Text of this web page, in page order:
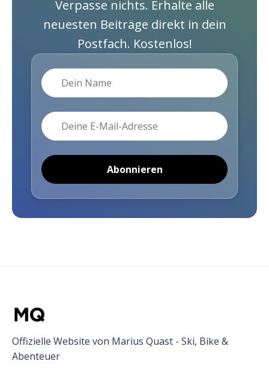
Verpasse nichts. Erhalte alle
neuesten Beiträge direkt in dein
Postfach. Kostenlos!
Name
E-Mail
Abonnieren
Offizielle Website von Marius Quast - Ski, Bike &
Abenteuer